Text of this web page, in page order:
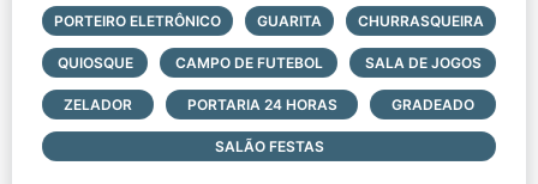
PORTEIRO ELETRÔNICO GUARITA CHURRASQUEIRA
QUIOSQUE CAMPO DE FUTEBOL SALA DE JOGOS
ZELADOR PORTARIA 24 HORAS GRADEADO
SALÃO FESTAS